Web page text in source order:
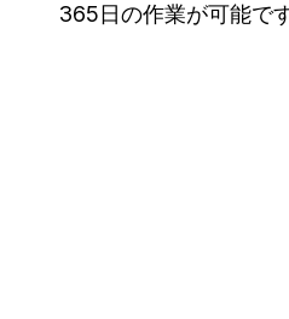
365日の作業が可能です